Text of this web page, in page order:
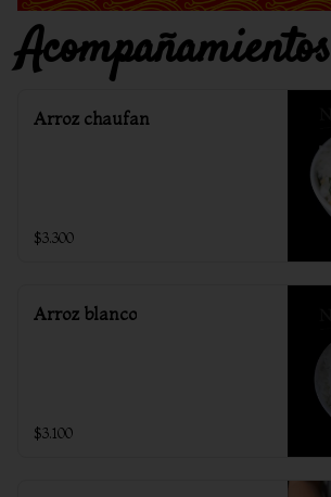
Acompañamientos
Arroz chaufan
$3.300
Arroz blanco
$3.100